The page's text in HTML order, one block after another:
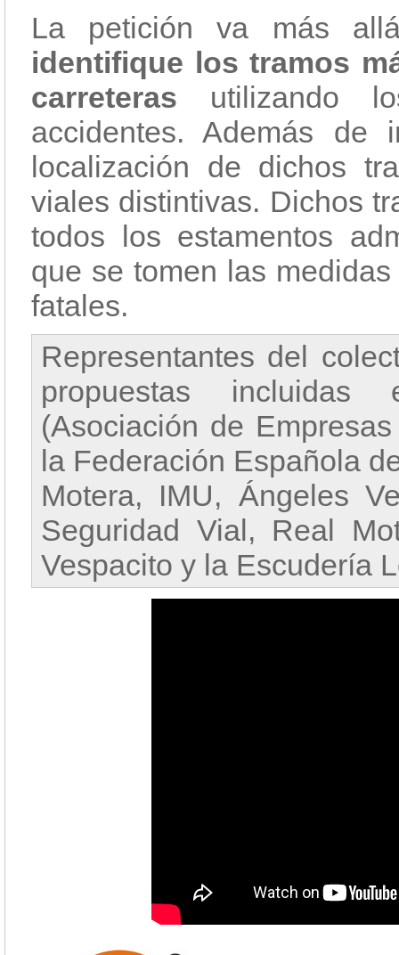
La petición va más
identifique los tramos
carreteras utilizando
accidentes. Además
localización de dichos
viales distintivas. Dichos
todos los estamentos
que se tomen las
fatales.
Representantes del
propuestas
(Asociación de
la Federación Española
Motera, IMU, Ángeles
Seguridad Vial, Real
Vespacito y la Escudería